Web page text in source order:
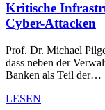
Kritische
Cyber-Attacken
Prof. Dr. Michael
dass neben der
Banken als Teil der…
LESEN